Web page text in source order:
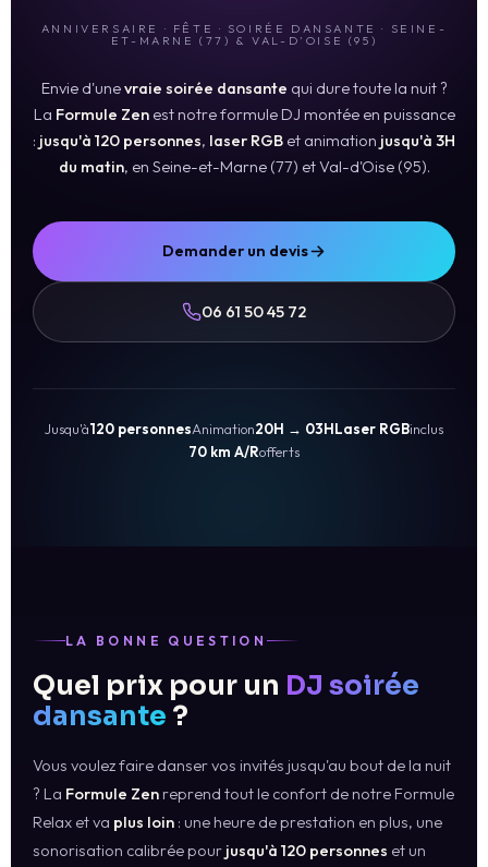
ANNIVERSAIRE · FÊTE · SOIRÉE DANSANTE · SEINE-
ET-MARNE (77) & VAL-D'OISE (95)
Envie d'unevraie soirée dansante qui dure toute la nuit ?
La Formule Zenest notre formule DJ montée en puissance
: jusqu'à 120 personnes, laser RGB et animation jusqu'à 3H
du matin, en Seine-et-Marne (77) et Val-d'Oise (95).
Demander un devis
06 61 50 45 72
Jusqu'à120 personnesAnimation20H → 03HLaser RGBinclus
70 km A/Rofferts
LA BONNE QUESTION
Quel prix pour un DJ soirée
dansante ?
Vous voulez faire danser vos invités jusqu'au bout de la nuit
? La Formule Zen reprend tout le confort de notre Formule
Relax et va plus loin : une heure de prestation en plus, une
sonorisation calibrée pour jusqu'à 120 personnes et un